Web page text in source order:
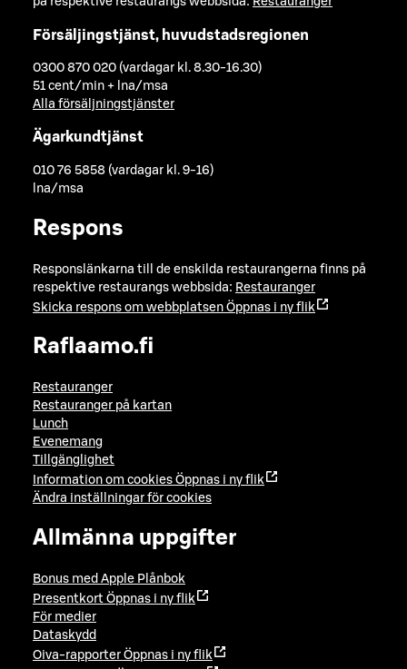
Försäljingstjänst, huvudstadsregionen
0300 870 020 (vardagar kl. 8.30-16.30)
51 cent/min + lna/msa
Alla försäljningstjänster
Ägarkundtjänst
010 76 5858 (vardagar kl. 9-16)
lna/msa
Respons
Responslänkarna till de enskilda restaurangerna finns på
respektive restaurangs webbsida: Restauranger
Skicka respons om webbplatsen Öppnas i ny flik
Raflaamo.fi
Restauranger
Restauranger på kartan
Lunch
Evenemang
Tillgänglighet
Information om cookies Öppnas i ny flik
Ändra inställningar för cookies
Allmänna uppgifter
Bonus med Apple Plånbok
Presentkort Öppnas i ny flik
För medier
Dataskydd
Oiva-rapporter Öppnas i ny flik